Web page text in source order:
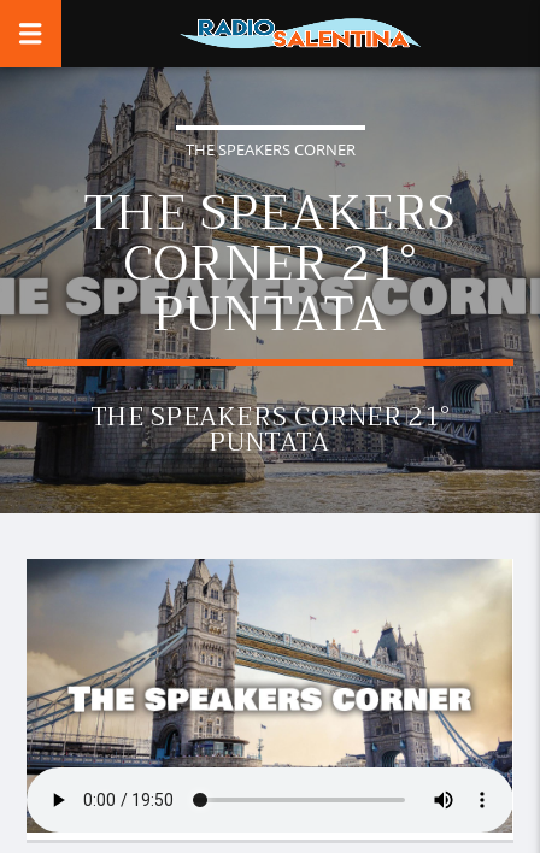
THE SPEAKERS CORNER
THE SPEAKERS
CORNER 21°
PUNTATA
THE SPEAKERS CORNER 21°
PUNTATA